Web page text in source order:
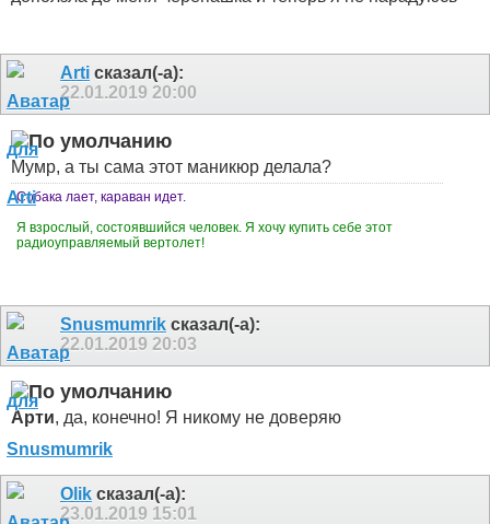
Arti сказал(-а):
22.01.2019 20:00
Мумр, а ты сама этот маникюр делала?
Собака лает, караван идет.
Я взрослый, состоявшийся человек. Я хочу купить себе этот
радиоуправляемый вертолет!
Snusmumrik сказал(-а):
22.01.2019 20:03
Арти, да, конечно! Я никому не доверяю
Olik сказал(-а):
23.01.2019 15:01